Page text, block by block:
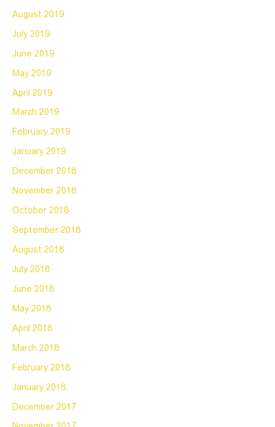
August 2019
July 2019
June 2019
May 2019
April 2019
March 2019
February 2019
January 2019
December 2018
November 2018
October 2018
September 2018
August 2018
July 2018
June 2018
May 2018
April 2018
March 2018
February 2018
January 2018
December 2017